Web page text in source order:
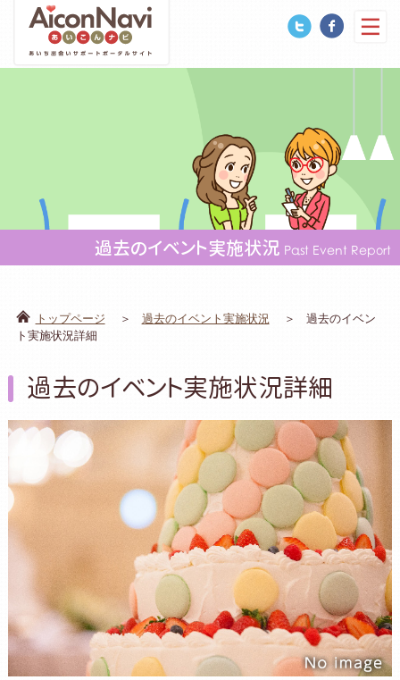
過去のイベント実施状況 Past Event Report
トップページ 過去のイベント実施状況
過去のイベン
ト実施状況詳細
過去のイベント実施状況詳細